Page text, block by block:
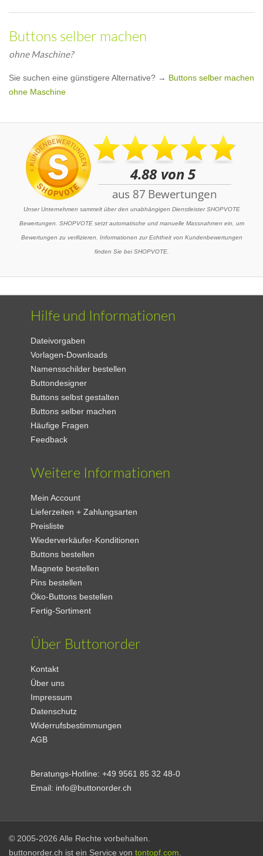
Buttons selber machen
ohne Maschine?
Sie suchen eine günstigere Alternative? → Buttons selber machen
ohne Maschine
Unser Unternehmen sammelt über den unabhängigen Dienstleister SHOPVOTE
Bewertungen. SHOPVOTE setzt automatische und manuelle Massnahmen ein, um
Bewertungen zu verifizieren. Informationen zur Echtheit von Kundenbewertungen
finden Sie bei SHOPVOTE.
Hilfe und Informationen
Dateivorgaben
Vorlagen-Downloads
Namensschilder bestellen
Buttondesigner
Buttons selbst gestalten
Buttons selber machen
Häufige Fragen
Feedback
Weitere Informationen
Mein Account
Lieferzeiten + Zahlungsarten
Preisliste
Wiederverkäufer-Konditionen
Buttons bestellen
Magnete bestellen
Pins bestellen
Öko-Buttons bestellen
Fertig-Sortiment
Über Buttonorder
Kontakt
Über uns
Impressum
Datenschutz
Widerrufsbestimmungen
AGB
Beratungs-Hotline:+49 9561 85 32 48-0
Email: info@buttonorder.ch
© 2005-2026 Alle Rechte vorbehalten.
buttonorder.ch ist ein Service von tontopf.com